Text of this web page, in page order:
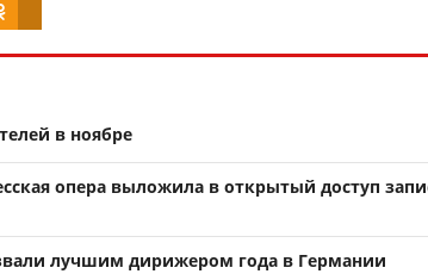
в ноябре
опера выложила в открытый доступ
лучшим дирижером года в Германии